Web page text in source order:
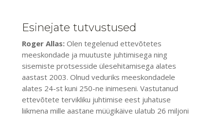
Esinejate tutvustused
Roger Allas:Olen tegelenud ettevõtetes
meeskondade ja muutuste juhtimisega ning
sisemiste protsesside ülesehitamisega alates
aastast 2003. Olnud veduriks meeskondadele
alates 24-st kuni 250-ne inimeseni. Vastutanud
ettevõtete tervikliku juhtimise eest juhatuse
liikmena mille aastane müügikäive ulatub 26 miljoni